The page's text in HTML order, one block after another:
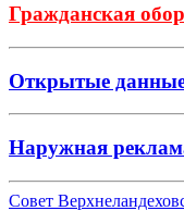
Гражданская
Открытые
Наружная
Совет